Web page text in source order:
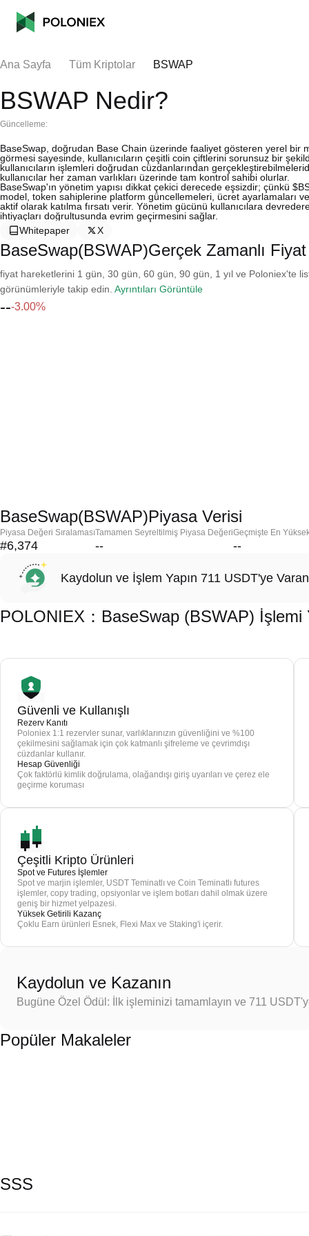
Ana Sayfa Tüm Kriptolar BSWAP
BSWAP Nedir?
Güncelleme:
BaseSwap, doğrudan Base Chain üzerinde faaliyet gösteren yerel bir
görmesi sayesinde, kullanıcıların çeşitli coin çiftlerini sorunsuz bir
kullanıcıların işlemleri doğrudan cüzdanlarından
kullanıcılar her zaman varlıkları üzerinde tam kontrol sahibi olurlar.
BaseSwap'ın yönetim yapısı dikkat çekici derecede eşsizdir; çünkü
model, token sahiplerine platform güncellemeleri, ücret ayarlamaları
aktif olarak katılma fırsatı verir. Yönetim gücünü kullanıcılara
ihtiyaçları doğrultusunda evrim geçirmesini sağlar.
Whitepaper
X
BaseSwap(BSWAP)Gerçek Zamanlı Fiyat
fiyat hareketlerini 1 gün, 30 gün, 60 gün, 90 gün, 1 yıl ve Poloniex'te
görünümleriyle takip edin. Ayrıntıları Görüntüle
---3.00%
BaseSwap(BSWAP)Piyasa Verisi
Piyasa Değeri Sıralaması
#6,374
Tamamen Seyreltilmiş Piyasa Değeri
--
Geçmişte En
--
Kaydolun ve İşlem Yapın 711 USDT'ye
POLONIEX：BaseSwap (BSWAP)
Güvenli ve Kullanışlı
Rezerv Kanıtı
Poloniex 1:1 rezervler sunar, varlıklarınızın güvenliğini ve %100
çekilmesini sağlamak için çok katmanlı şifreleme ve çevrimdışı
cüzdanlar kullanır.
Hesap Güvenliği
Çok faktörlü kimlik doğrulama, olağandışı giriş uyarıları ve çerez ele
geçirme koruması
Çeşitli Kripto Ürünleri
Spot ve Futures İşlemler
Spot ve marjin işlemler, USDT Teminatlı ve Coin Teminatlı futures
işlemler, copy trading, opsiyonlar ve işlem botları dahil olmak üzere
geniş bir hizmet yelpazesi.
Yüksek Getirili Kazanç
Çoklu Earn ürünleri Esnek, Flexi Max ve Staking'i içerir.
Kaydolun ve Kazanın
Bugüne Özel Ödül: İlk işleminizi tamamlayın ve 711
Popüler Makaleler
SSS